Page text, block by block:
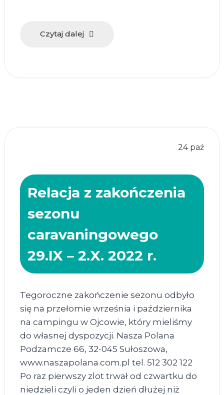
Czytaj dalej
24 paź
Relacja z zakończenia
sezonu
caravaningowego
29.IX – 2.X. 2022 r.
Tegoroczne zakończenie sezonu odbyło
się na przełomie września i października
na campingu w Ojcowie, który mieliśmy
do własnej dyspozycji. Nasza Polana
Podzamcze 66, 32-045 Sułoszowa,
www.naszapolana.com.pl tel. 512 302 122
Po raz pierwszy zlot trwał od czwartku do
niedzieli czyli o jeden dzień dłużej niż